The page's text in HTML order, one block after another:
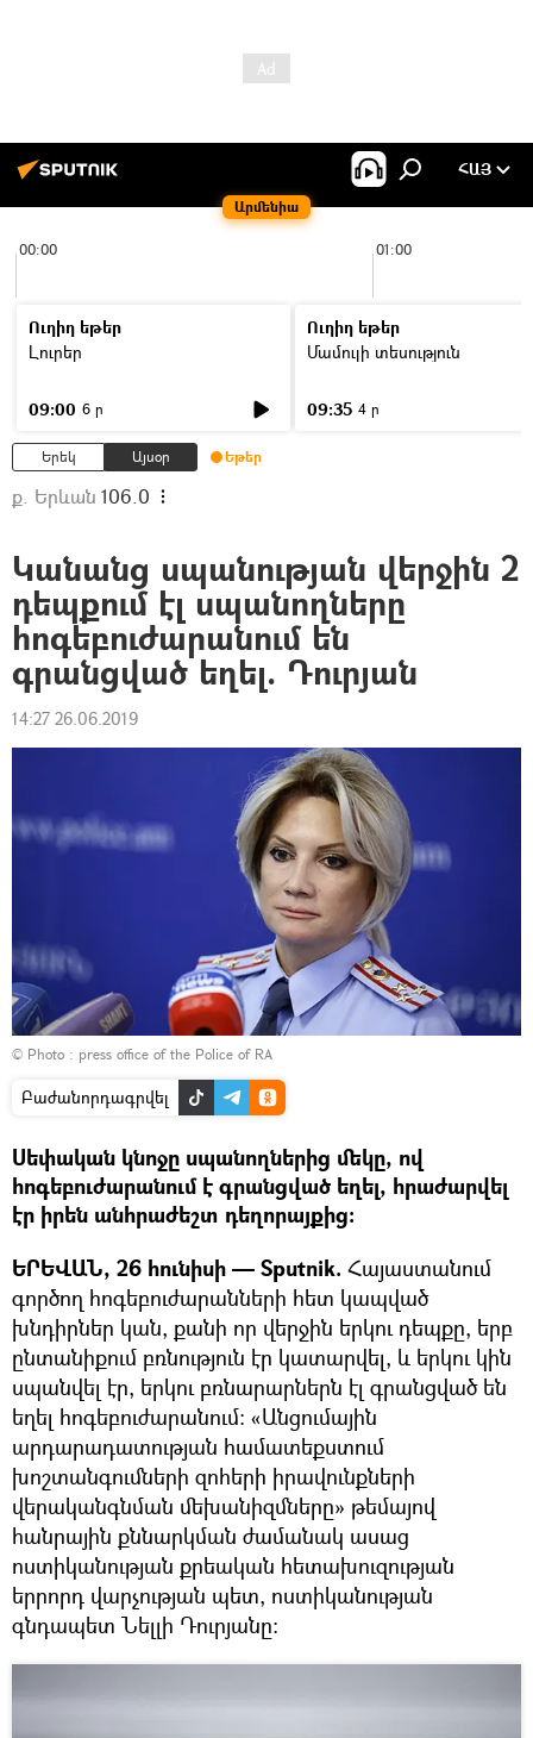
Արմենիա
ՀԱՅ
00:00 01:00
Ուղիղ եթեր
Լուրեր
09:00 6 ր
Ուղիղ եթեր
Մամուլի տեսություն
09:35 4 ր
Երեկ Այսօր Եթեր
ք. Երևան 106.0
Կանանց սպանության վերջին 2
դեպքում էլ սպանողները
հոգեբուժարանում են
գրանցված եղել. Դուրյան
14:27 26.06.2019
© Photo : press office of the Police of RA
Բաժանորդագրվել
Սեփական կնոջը սպանողներից մեկը, ով
հոգեբուժարանում է գրանցված եղել, հրաժարվել
էր իրեն անհրաժեշտ դեղորայքից։
ԵՐԵՎԱՆ, 26 հունիսի — Sputnik. Հայաստանում
գործող հոգեբուժարանների հետ կապված
խնդիրներ կան, քանի որ վերջին երկու դեպքը, երբ
ընտանիքում բռնություն էր կատարվել, և երկու կին
սպանվել էր, երկու բռնարարներն էլ գրանցված են
եղել հոգեբուժարանում։ «Անցումային
արդարադատության համատեքստում
խոշտանգումների զոհերի իրավունքների
վերականգնման մեխանիզմները» թեմայով
հանրային քննարկման ժամանակ ասաց
ոստիկանության քրեական հետախուզության
երրորդ վարչության պետ, ոստիկանության
գնդապետ Նելլի Դուրյանը։